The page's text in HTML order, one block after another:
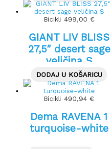
Bicikli 499,00 €
GIANT LIV BLISS
27,5″ desert sage
veličina S
DODAJ U KOŠARICU
Bicikli 490,94 €
Dema RAVENA 1
turquoise-white